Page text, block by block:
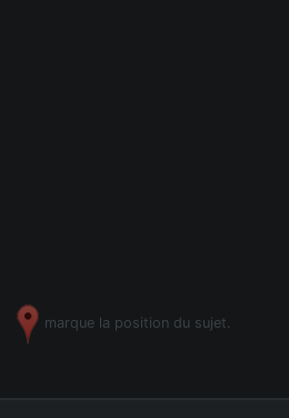
marque la position du sujet.